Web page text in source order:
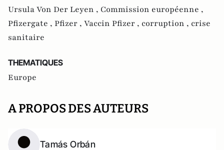
Ursula Von Der Leyen , Commission européenne ,
Pfizergate , Pfizer , Vaccin Pfizer , corruption , crise
sanitaire
THEMATIQUES
Europe
A PROPOS DES AUTEURS
Tamás Orbán